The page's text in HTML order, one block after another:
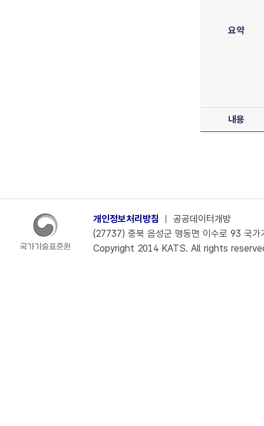
요약
내용
개인정보처리방침 ㅣ 공공데이터개방
(27737) 충북 음성군 맹동면 이수로 93 국
Copyright 2014 KATS. All rights